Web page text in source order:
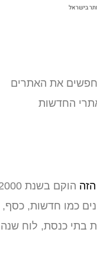
את האתרים
החדשות
הוקם בשנת
כמו חדשות, כסף,
בתי כנסת, לוח שנה